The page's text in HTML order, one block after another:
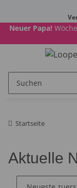
Neuer Papa!
Startseite
Aktuelle